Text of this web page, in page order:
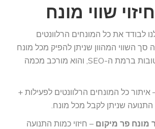
לבודד את כל המונחים הרלוונטים
סך השווי המהוון שניתן להפיק מכל מונח
שמגיע לתוצאות טובות ברמת ה-SEO, והוא מורכב מכמה
איתור כל המונחים הרלוונטים לפעילות +
שניתן לקבל מכל מונח.
מונח פר מיקום – חיזוי כמות התנועה